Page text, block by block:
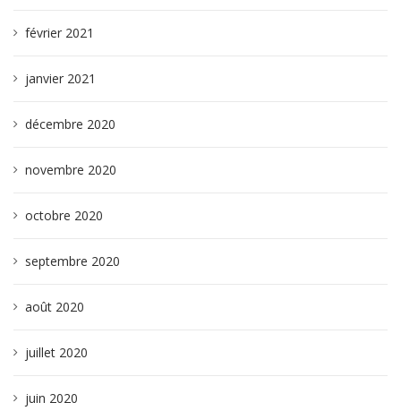
février 2021
janvier 2021
décembre 2020
novembre 2020
octobre 2020
septembre 2020
août 2020
juillet 2020
juin 2020